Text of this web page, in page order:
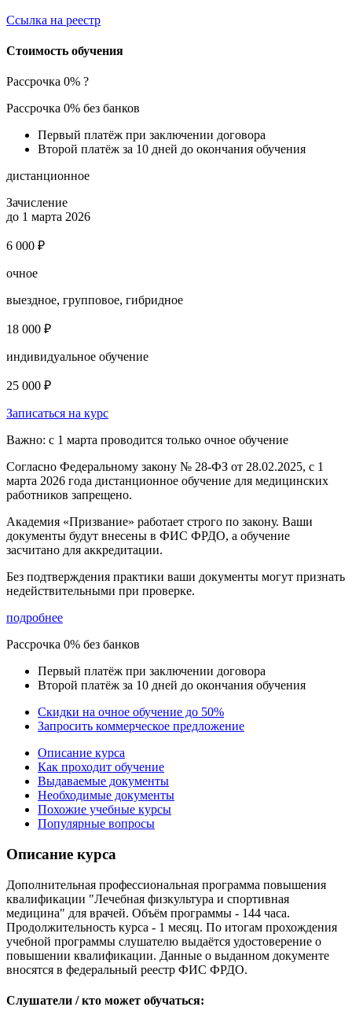
Ссылка на реестр
Стоимость обучения
Рассрочка 0% ?
Рассрочка 0% без банков
Первый платёж при заключении договора
Второй платёж за 10 дней до окончания обучения
дистанционное
Зачисление
до 1 марта 2026
6 000 ₽
очное
выездное, групповое, гибридное
18 000 ₽
индивидуальное обучение
25 000 ₽
Записаться на курс
Важно: с 1 марта проводится только очное обучение
Согласно Федеральному закону № 28-ФЗ от 28.02.2025, с 1
марта 2026 года дистанционное обучение для медицинских
работников запрещено.
Академия «Призвание» работает строго по закону. Ваши
документы будут внесены в ФИС ФРДО, а обучение
засчитано для аккредитации.
Без подтверждения практики ваши документы могут признать
недействительными при проверке.
подробнее
Рассрочка 0% без банков
Первый платёж при заключении договора
Второй платёж за 10 дней до окончания обучения
Скидки на очное обучение до 50%
Запросить коммерческое предложение
Описание курса
Как проходит обучение
Выдаваемые документы
Необходимые документы
Похожие учебные курсы
Популярные вопросы
Описание курса
Дополнительная профессиональная программа повышения
квалификации "Лечебная физкультура и спортивная
медицина" для врачей. Объём программы - 144 часа.
Продолжительность курса - 1 месяц. По итогам прохождения
учебной программы слушателю выдаётся удостоверение о
повышении квалификации. Данные о выданном документе
вносятся в федеральный реестр ФИС ФРДО.
Слушатели / кто может обучаться: